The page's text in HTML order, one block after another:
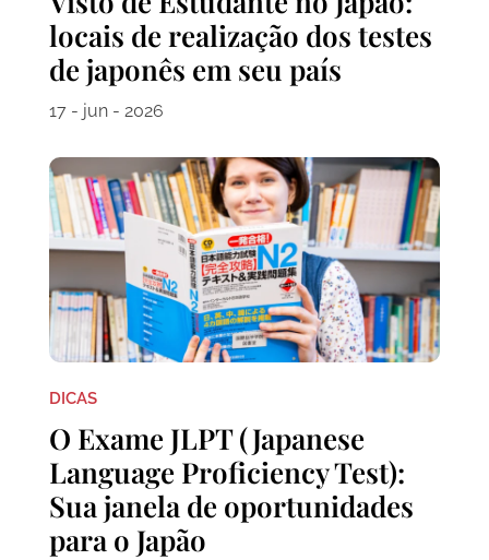
locais de realização dos testes
de japonês em seu país
17 - jun - 2026
DICAS
O Exame JLPT (Japanese
Language Proficiency Test):
Sua janela de oportunidades
para o Japão